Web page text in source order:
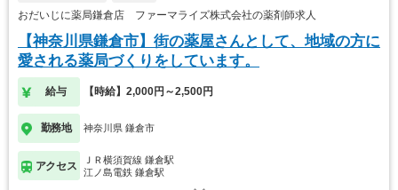
おだいじに薬局鎌倉店 ファーマライズ株式会社の薬剤師求人
【神奈川県鎌倉市】街の薬屋さんとして、地域の方に
愛される薬局づくりをしています。
給与 【時給】2,000円～2,500円
勤務地 神奈川県 鎌倉市
アクセス
ＪＲ横須賀線 鎌倉駅
江ノ島電鉄 鎌倉駅